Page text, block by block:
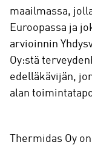
maailmassa,
Euroopassa ja
arvioinnin
Oy:stä
edelläkävijän,
alan
Thermidas Oy